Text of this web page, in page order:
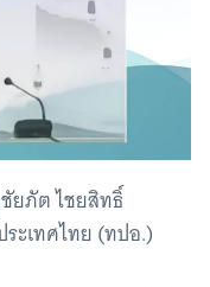
ยภัต ไชยสิทธิ์
ะเทศไทย (ทปอ.)